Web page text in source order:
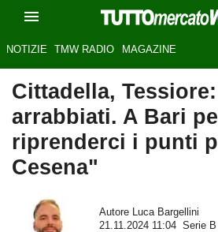
NOTIZIE TMW RADIO MAGAZINE
Cittadella,
arrabbiati. A Bari
riprenderci i punti
Cesena"
Autore Luca Bargellini
21.11.2024 11:04
Serie B